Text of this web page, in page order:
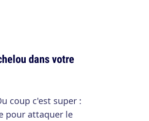
dans votre
coup c'est super :
pour attaquer le